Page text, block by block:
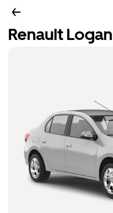
Renault Logan